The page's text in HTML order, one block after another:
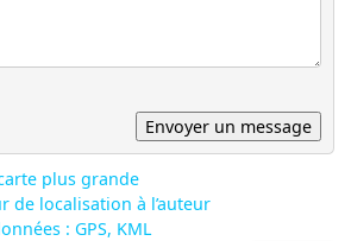
plus grande
de localisation à l’auteur
: GPS, KML